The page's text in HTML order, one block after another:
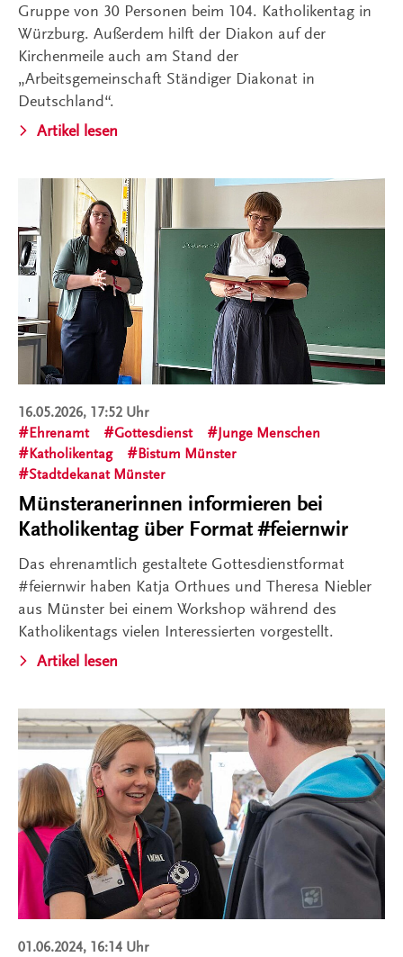
Gruppe von 30 Personen beim 104. Katholikentag in
Würzburg. Außerdem hilft der Diakon auf der
Kirchenmeile auch am Stand der
„Arbeitsgemeinschaft Ständiger Diakonat in
Deutschland“.
Artikel lesen
16.05.2026, 17:52 Uhr
Ehrenamt
Gottesdienst
Junge Menschen
Katholikentag
Bistum Münster
Stadtdekanat Münster
Münsteranerinnen informieren bei
Katholikentag über Format #feiernwir
Das ehrenamtlich gestaltete Gottesdienstformat
#feiernwir haben Katja Orthues und Theresa Niebler
aus Münster bei einem Workshop während des
Katholikentags vielen Interessierten vorgestellt.
Artikel lesen
01.06.2024, 16:14 Uhr